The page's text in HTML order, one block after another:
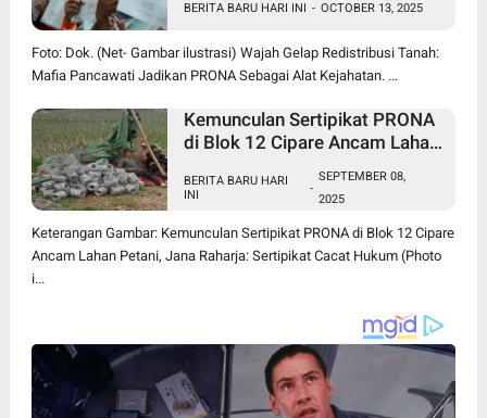
Kejahatan
BERITA BARU HARI INI - OCTOBER 13, 2025
Foto: Dok. (Net- Gambar ilustrasi) Wajah Gelap Redistribusi Tanah:
Mafia Pancawati Jadikan PRONA Sebagai Alat Kejahatan. ...
Kemunculan Sertipikat PRONA
di Blok 12 Cipare Ancam Lahan
Cacat Hukum
BERITA BARU HARI
INI
-
SEPTEMBER 08,
2025
Keterangan Gambar: Kemunculan Sertipikat PRONA di Blok 12 Cipare
Ancam Lahan Petani, Jana Raharja: Sertipikat Cacat Hukum (Photo
i...